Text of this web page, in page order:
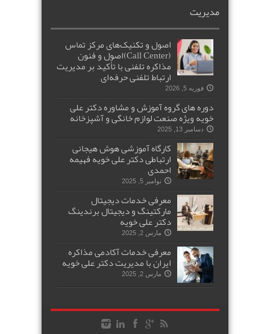
مدیریت
اصول و تکنیک‌های مرکز تماس
(Call Center)اصول و فنون
مذاکره تلفنی با تأکید بر مدیریت
ارتباط تلفنی حرفه‌ای
فوریه 5, 2026
دوره های گروه آموزش و مشاوره دکتر علی
خویه ویژه صنعت لوازم خانگی و آشپزخانه
دسامبر 13, 2025
کارگاه آموزشی هوش هیجانی
ارتباطی دکتر علی خویه فهیمه
احمدی
نوامبر 5, 2025
معرفی خدمات دیجیتال
مارکتینگ و دیجیتال برندینگ
دکتر علی خویه
مارس 2, 2025
معرفی خدمات آکادمی مذاکره
ایران با مدیریت دکتر علی خویه
مارس 2, 2025